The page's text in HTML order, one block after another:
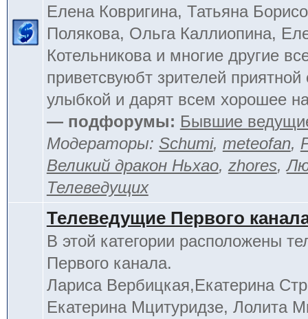
Елена Ковригина, Татьяна
Полякова, Ольга Каллиопина,
Котельникова и многие другие
приветсвуюбт зрителей приятной
улыбкой и дарят всем хорошее
— подфорумы: Бывшие
Модераторы: Schumi, meteofan,
Великий дракон Ньхао, zhores,
Телеведущих
Телеведущие Первого
В этой категории расположены
Первого канала.
Лариса Вербицкая,Екатерина
Екатерина Мцитуридзе, Лолита